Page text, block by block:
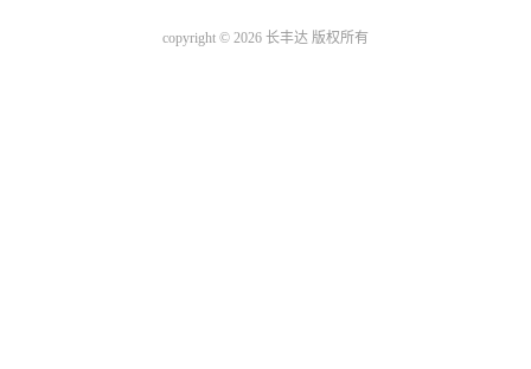
copyright © 2026 长丰达 版权所有